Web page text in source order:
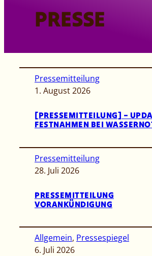
PRESSE
Pressemitteilung
1. August 2026
[PRESSEMITTEILUNG] –
FESTNAHMEN BEI
Pressemitteilung
28. Juli 2026
PRESSEMITTEILUNG
VORANKÜNDIGUNG
Allgemein, Pressespiegel
6. Juli 2026